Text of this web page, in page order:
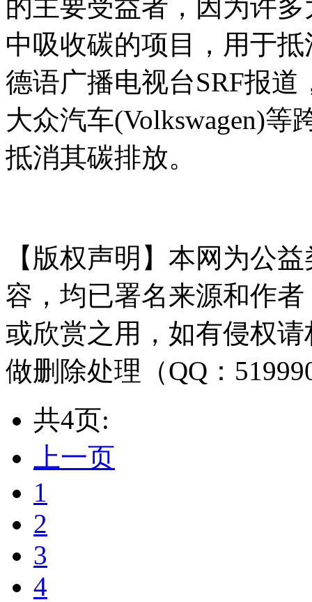
的主要受益者，因为许
中吸收碳的项目，用于
德语广播电视台SRF报道
大众汽车(Volkswagen)
抵消其碳排放。
【版权声明】本网为公
容，均已署名来源和作
或欣赏之用，如有侵权
做删除处理（QQ：
共4页:
上一页
1
2
3
4